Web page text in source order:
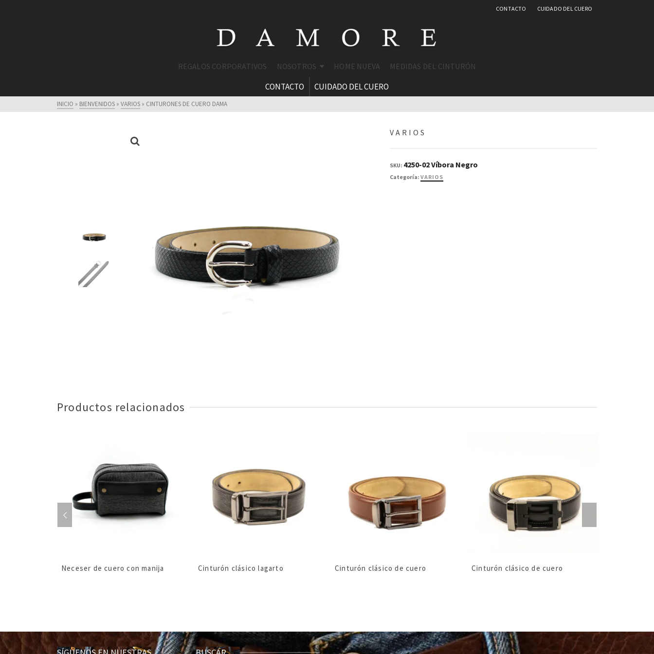
CONTACTO CUIDADO DEL CUERO
REGALOS CORPORATIVOS NOSOTROS HOME NUEVA MEDIDAS DEL CINTURÓN
CONTACTO CUIDADO DEL CUERO
INICIO » BIENVENIDOS » VARIOS » CINTURONES DE CUERO DAMA
VARIOS
SKU: 4250-02 Víbora Negro
Categoría: VARIOS
Productos relacionados
Neceser de cuero con manija Cinturón clásico lagarto Cinturón clásico de cuero Cinturón clásico de cuero